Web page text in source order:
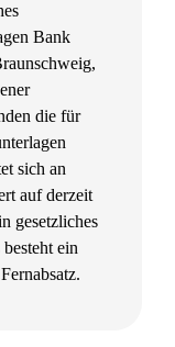
Bank
die für
sich an
auf derzeit
gesetzliches
ein